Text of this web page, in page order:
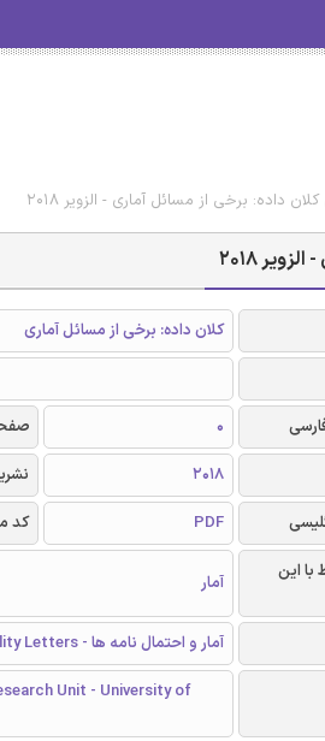
داده: برخی از مسائل آماری - الزویر 2018
2018
کلان داده: برخی از مسائل آماری
0
2018
PDF کد
با این
آمار
آمار و احتمال نامه ها - Statistics and Probability Letters
Unit - University of